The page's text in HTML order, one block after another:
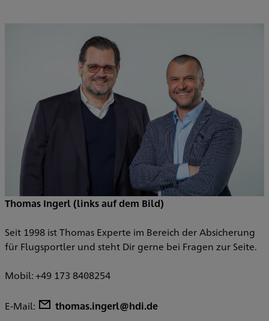
Thomas Ingerl (links auf dem Bild)
Seit 1998 ist Thomas Experte im Bereich der Absicherung
für Flugsportler und steht Dir gerne bei Fragen zur Seite.
Mobil: +49 173 8408254
E-Mail: thomas.ingerl@hdi.de